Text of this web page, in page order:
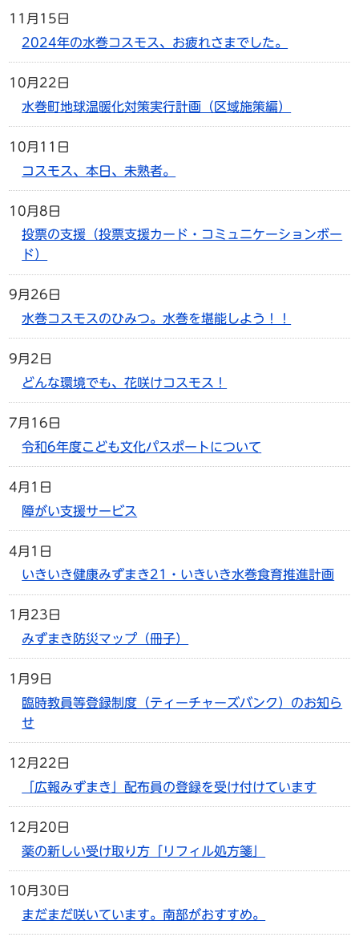
11月15日
2024年の水巻コスモス、お疲れさまでした。
10月22日
水巻町地球温暖化対策実行計画（区域施策編）
10月11日
コスモス、本日、未熟者。
10月8日
投票の支援（投票支援カード・コミュニケーションボー
ド）
9月26日
水巻コスモスのひみつ。水巻を堪能しよう！！
9月2日
どんな環境でも、花咲けコスモス！
7月16日
令和6年度こども文化パスポートについて
4月1日
障がい支援サービス
4月1日
いきいき健康みずまき21・いきいき水巻食育推進計画
1月23日
みずまき防災マップ（冊子）
1月9日
臨時教員等登録制度（ティーチャーズバンク）のお知ら
せ
12月22日
「広報みずまき」配布員の登録を受け付けています
12月20日
薬の新しい受け取り方「リフィル処方箋」
10月30日
まだまだ咲いています。南部がおすすめ。